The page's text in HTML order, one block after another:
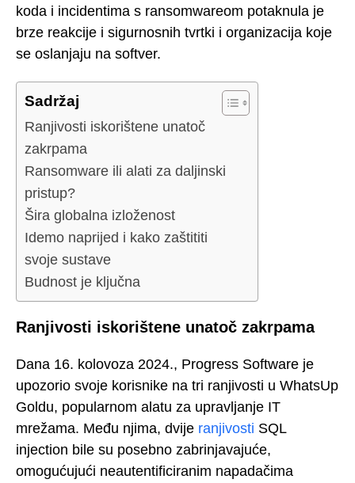
koda i incidentima s ransomwareom potaknula je
brze reakcije i sigurnosnih tvrtki i organizacija koje
se oslanjaju na softver.
Sadržaj
Ranjivosti iskorištene unatoč
zakrpama
Ransomware ili alati za daljinski
pristup?
Šira globalna izloženost
Idemo naprijed i kako zaštititi
svoje sustave
Budnost je ključna
Ranjivosti iskorištene unatoč zakrpama
Dana 16. kolovoza 2024., Progress Software je
upozorio svoje korisnike na tri ranjivosti u WhatsUp
Goldu, popularnom alatu za upravljanje IT
mrežama. Među njima, dvije ranjivosti SQL
injection bile su posebno zabrinjavajuće,
omogućujući neautentificiranim napadačima